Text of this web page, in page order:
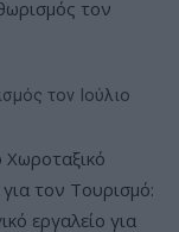
τον Ιούλιο